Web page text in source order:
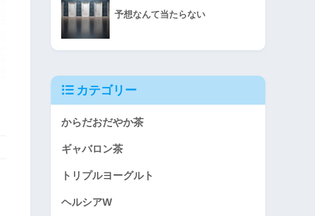
予想なんて当たらない
カテゴリー
からだおだやか茶
ギャバロン茶
トリプルヨーグルト
ヘルシアW